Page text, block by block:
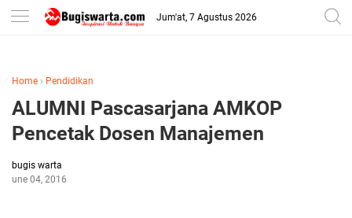
-->
Jum'at, 7 Agustus 2026
Home › Pendidikan
ALUMNI Pascasarjana AMKOP
Pencetak Dosen Manajemen
bugis warta
June 04, 2016